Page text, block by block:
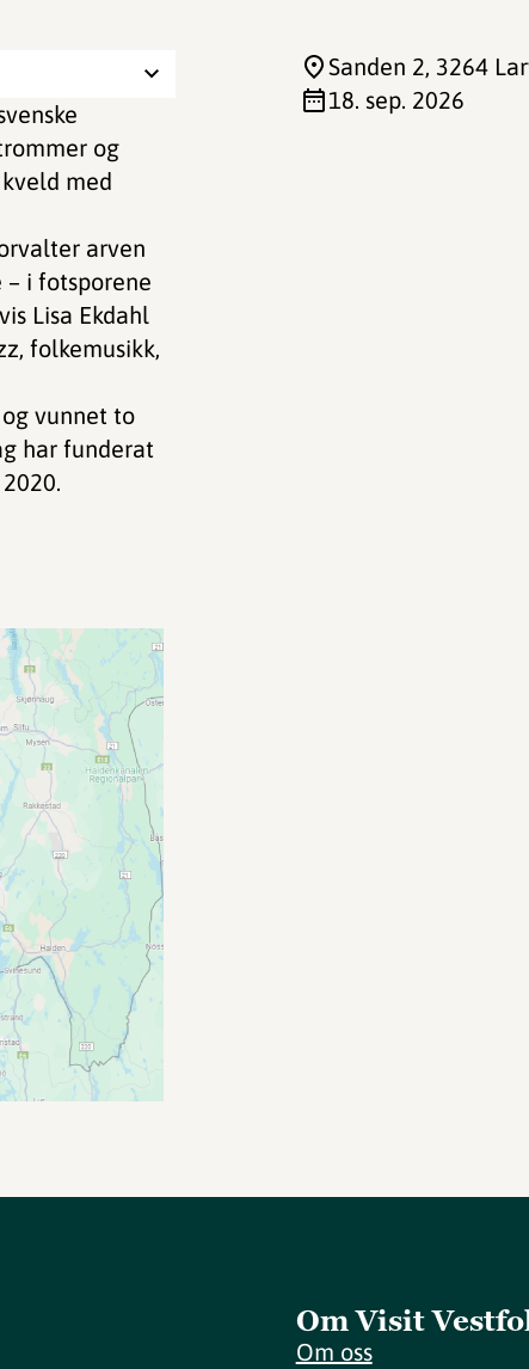
og
med
arven
– i fotsporene
Lisa Ekdahl
folkemusikk,
vunnet to
har funderat
Sanden 2, 3264
18. sep. 2026
Om Visit
Om oss